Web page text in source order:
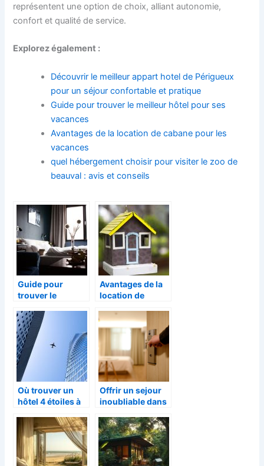
représentent une option de choix, alliant autonomie,
confort et qualité de service.
Explorez également :
Découvrir le meilleur appart hotel de Périgueux
pour un séjour confortable et pratique
Guide pour trouver le meilleur hôtel pour ses
vacances
Avantages de la location de cabane pour les
vacances
quel hébergement choisir pour visiter le zoo de
beauval : avis et conseils
Guide pour
trouver le
pour ses
vacances
Avantages de la
location de
vacances
Où trouver un
hôtel 4 étoiles à
Offrir un sejour
inoubliable dans
fete des Peres